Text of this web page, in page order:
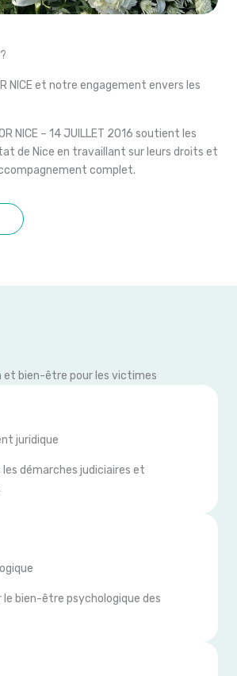
NICE et notre engagement envers les
NICE – 14 JUILLET 2016 soutient les
de Nice en travaillant sur leurs droits et
complet.
et bien-être pour les victimes
juridique
démarches judiciaires et
le bien-être psychologique des